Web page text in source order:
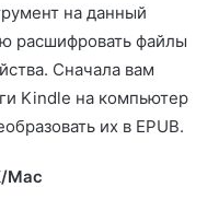
на данный
расшифровать файлы
Сначала вам
Kindle на компьютер
их в EPUB.
Mac